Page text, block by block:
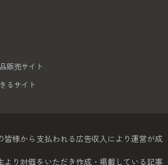
販売サイト
るサイト
皆様から支払われる広告収入により運営が成
より対価をいただき作成・掲載している記事